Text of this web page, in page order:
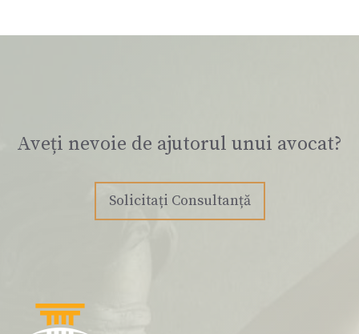
Aveți nevoie de ajutorul unui avocat?
Solicitați Consultanță